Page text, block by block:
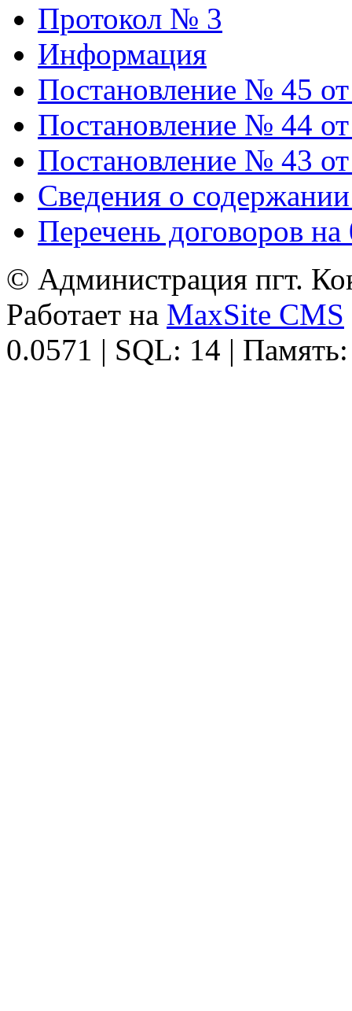
Протокол № 3
Информация
Постановление № 45
Постановление № 44
Постановление № 43
Сведения о
Перечень договоров на
© Администрация пгт.
Работает на MaxSite CMS
0.0571 | SQL: 14 |